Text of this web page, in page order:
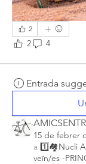
2
2 4
Entrada
15 de febrer
a 1️⃣🏘️Nucli
veïn/es -